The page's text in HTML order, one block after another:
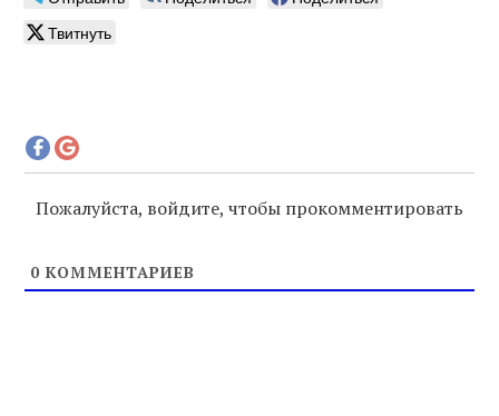
Твитнуть
Пожалуйста, войдите, чтобы прокомментировать
0 КОММЕНТАРИЕВ